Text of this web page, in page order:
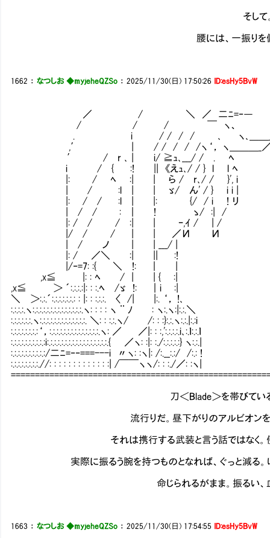
そして
腰には、一振りを佩いて
1662 ：なつしお ◆myjeheQZSo ：2025/11/30(日) 17:50:26 ID:esHy5BvW
／ / ＼ ／ 二ﾆ=‐―
/ / / ￣ ヽ、
. i / / / / ､ ヽ､＿＿
,′ | / / / / /ヽ‘， ヽ＿＿＿_
′ / r ､ | i/ ≧ｭ､___/ / . ﾍ
i / { :! || 《えｭ､/ / } l l ﾍ
|: / ﾍ :| | ら / r､/ / }', i
| / :l | | ゞ/ ん' / } i i |
|: / / :l | |: {/ / i ! リ
| / / : ｜ ! ゝ/ :| /
|: / / / :| | ｰ,ｲ / | / メイ
|/ / / | | ／И И
| / ノ | | ___/ |
|: / ／＼ :| || :!
|/‐=7: :{ ＼ !: ｜ |
,x≦ |: : ﾍ / | | { :|
,x≦ ＞ ´:.:.:.:|: : :.ﾍ /ゞ !: ｜i :|
＼ ＞:.:.´:.:.:.:.:.:.: : |: : :.:.:.Ⅵ〈 /| |:. ‘， !､
:.:.:.:.ヽ:.:.:.:.:.:.:.:.:.:.:.:.:.:.ヽ: : : : ヽ ¨ ﾉ : ヽ:.ヽ:|:.:.＼
:.:.:.:.:.:.ヽ:.:.:.:.:.:.:.:.:.:.:.:.:. ＼: : :.:.ヽ/ /: : :}:.:.ヽ:.:.|:.:i
:.:.:.:.:.:.:.:‘，:.:.:.:.:.:.:.:.:.:.:.:.:.:.ヽ: ／ ／|: : :,':.:.:.:.i､:.ｌ:.:.ｌ
:.:.:.:.:.:.:.:.:.:i:.:.:.:.:.:.:.:.:.:.:.:.:.:.:.:.:.{ ／ヽ: :|: :./:.:.:.:.:} ヽ:.:.|
:.:.:.:.:.:.:.:.:.:/二ﾆ=‐‐===---i 〃ヽ: :ヽ|: /:.__:.:/ /:.: !
:.:.:.:.:.:.:.:.//: : : : : : : : : : : : :| /￣￣ヽヽ/: : :./／: :ヽ|
刀＜Blade＞を帯びている事へ、
流行りだ。昼下がりのアルビオンを歩けば、
それは携行する武装と言う話ではなく。使用人
実際に振るう腕を持つものとなれば、ぐっと減る。けれ
命じられるがまま。振るい、血肉を切り
1663 ：なつしお ◆myjeheQZSo ：2025/11/30(日) 17:54:55 ID:esHy5BvW